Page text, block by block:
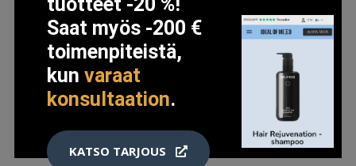
PARFUM NUDE JEAN PAUL GAULTIER
91.99 EUR
LISÄTIETOJA
Saat myös -200 €
toimenpiteistä,
kunvaraat
konsultaation.
KATSO TARJOUS